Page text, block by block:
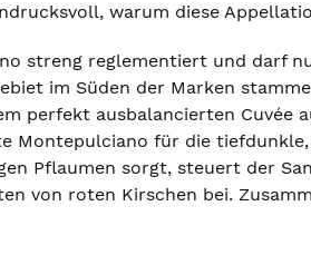
warum diese
streng reglementiert und darf
im Süden der Marken
perfekt ausbalancierten Cuvée
Montepulciano für die
Pflaumen sorgt, steuert der
von roten Kirschen bei.